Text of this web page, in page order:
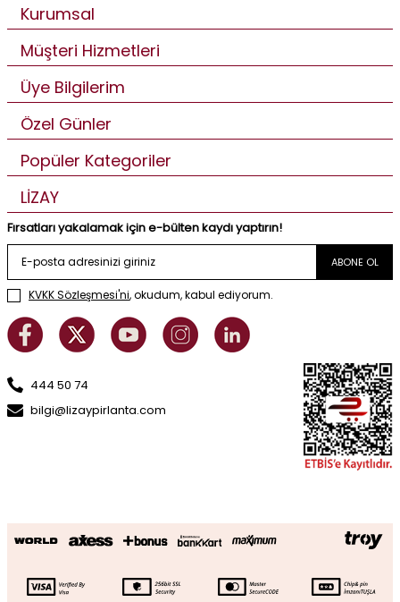
Kurumsal
Müşteri Hizmetleri
Üye Bilgilerim
Özel Günler
Popüler Kategoriler
LİZAY
Fırsatları yakalamak için e-bülten kaydı yaptırın!
ABONE OL
KVKK Sözleşmesi'ni, okudum, kabul ediyorum.
444 50 74
bilgi@lizaypirlanta.com